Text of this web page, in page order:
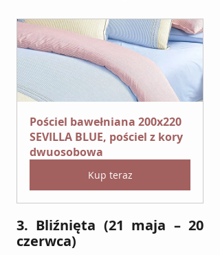
Pościel bawełniana 200x220
SEVILLA BLUE, pościel z kory
dwuosobowa
Kup teraz
3. Bliźnięta (21 maja – 20
czerwca)